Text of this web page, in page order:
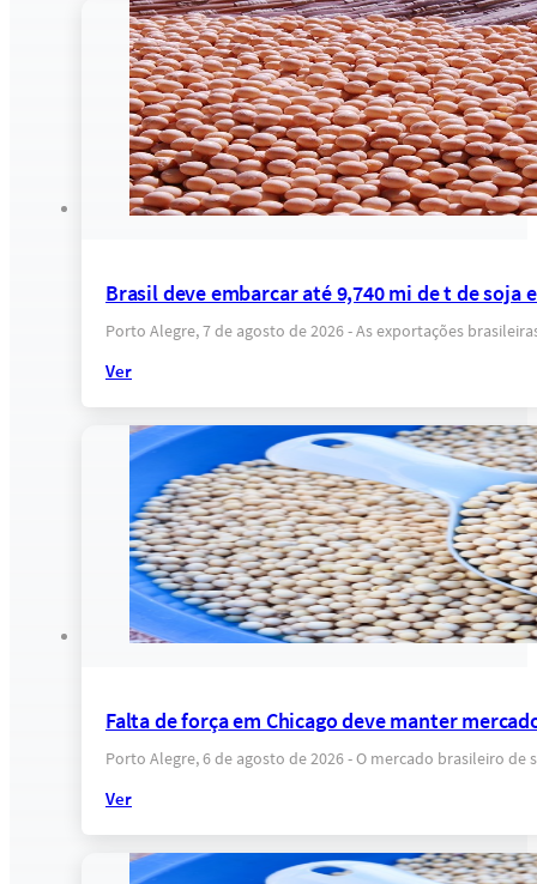
Brasil deve embarcar até 9,740 mi de t de soja
Porto Alegre, 7 de agosto de 2026 - As exportações
Ver
Falta de força em Chicago deve manter
Porto Alegre, 6 de agosto de 2026 - O mercado brasileiro
Ver